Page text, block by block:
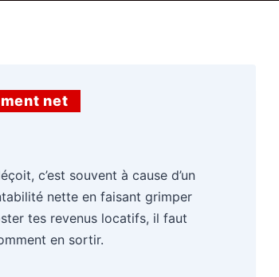
net
c’est souvent à cause d’un
nette en faisant grimper
tes revenus locatifs, il faut
en sortir.